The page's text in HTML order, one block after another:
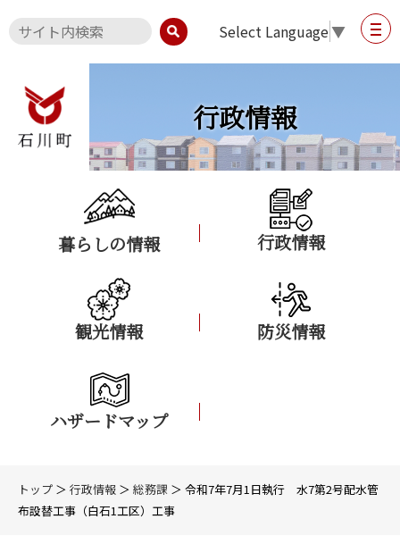
Select Language▼
行政情報
暮らしの情報 行政情報
観光情報 防災情報
ハザードマップ
トップ ＞ 行政情報 ＞ 総務課 ＞ 令和7年7月1日執行 水7第2号配水管
布設替工事（白石1工区）工事